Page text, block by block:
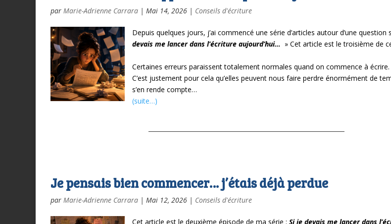
par Marie-Adrienne Carrara | Mai 14, 2026 | Conseils d'écriture
Depuis quelques jours, j’ai commencé une série d’articles autour d’une question
devais me lancer dans l’écriture aujourd’hui… » Cet article est le troisième de
Certaines erreurs paraissent totalement normales quand on commence à écrire.
C’est justement pour cela qu’elles peuvent nous faire perdre énormément de
s’en rende compte…
(suite…)
Je pensais bien commencer… j’étais déjà perdue
par Marie-Adrienne Carrara | Mai 12, 2026 | Conseils d'écriture
Cet article est le deuxième épisode de ma série : Si je devais me lancer dans